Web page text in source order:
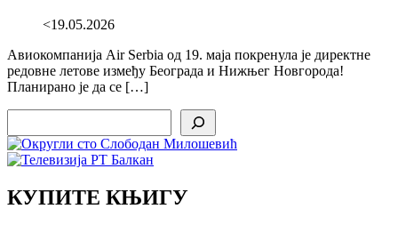
<19.05.2026
Авиокомпанија Air Serbia од 19. маја покренула је директне
редовне летове између Београда и Нижњег Новгорода!
Планирано је да се […]
КУПИТЕ КЊИГУ